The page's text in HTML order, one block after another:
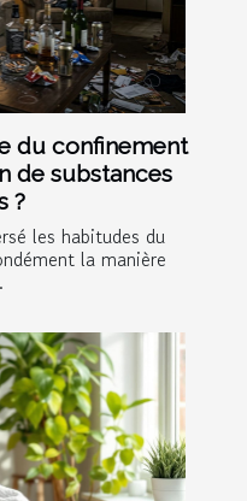
du confinement
de substances
?
les habitudes du
la manière